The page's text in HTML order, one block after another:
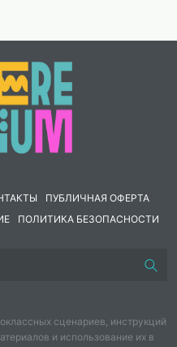
ПУБЛИЧНАЯ ОФЕРТА
ПОЛИТИКА БЕЗОПАСНОСТИ
сценариев, инструкций
и использование их в